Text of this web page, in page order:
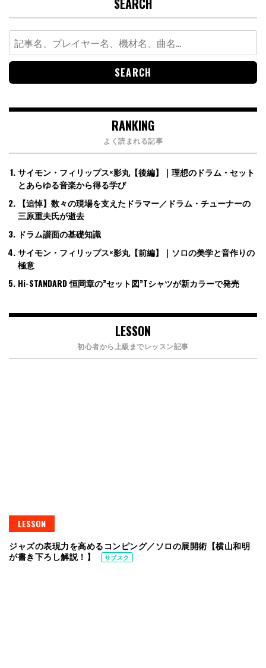
Search
for:
RANKING
よく読まれる記事
サイモン・フィリップス×影丸【後編】｜理想のドラム・セット
とあらゆる音楽から得る学び
【追悼】数々の現場を支えたドラマー／ドラム・チューナーの
三原重夫氏が逝去
ドラム譜面の基礎知識
サイモン・フィリップス×影丸【前編】｜ソロの美学と音作りの
極意
Hi-STANDARD 恒岡章の”セット図”Tシャツが新カラーで発売
LESSON
初心者から上級までレッスン記事
LESSON
ジャズの表現力を高めるコンピング／ソロの展開術【横山和明
が書き下ろし解説！】
サブスク